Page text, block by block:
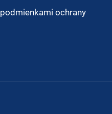
podmienkami ochrany